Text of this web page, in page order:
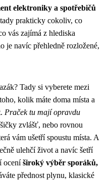
elektroniky a spotřebičů
prakticky cokoliv, co
vás zajímá z hlediska
je navíc přehledně rozložené,
Tady si vyberete mezi
kolik máte doma místa a
Praček tu mají opravdu
zvlášť, nebo rovnou
vám ušetří spoustu místa. A
ulehčí život a navíc šetří
oceníširoký výběr sporáků,
přednost plynu, klasické